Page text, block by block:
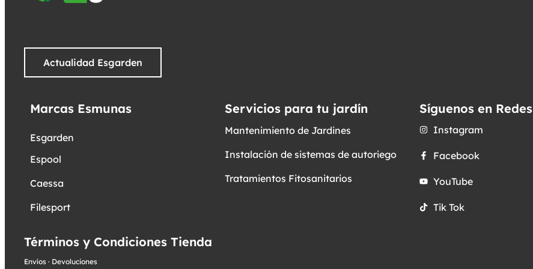
Actualidad Esgarden
Marcas Esmunas
Esgarden
Espool
Caessa
Filesport
Servicios para tu jardín
Mantenimiento de Jardines
Instalación de sistemas de autoriego
Tratamientos Fitosanitarios
Síguenos en Redes
Instagram
Facebook
YouTube
Tik Tok
Términos y Condiciones Tienda
Envíos · Devoluciones